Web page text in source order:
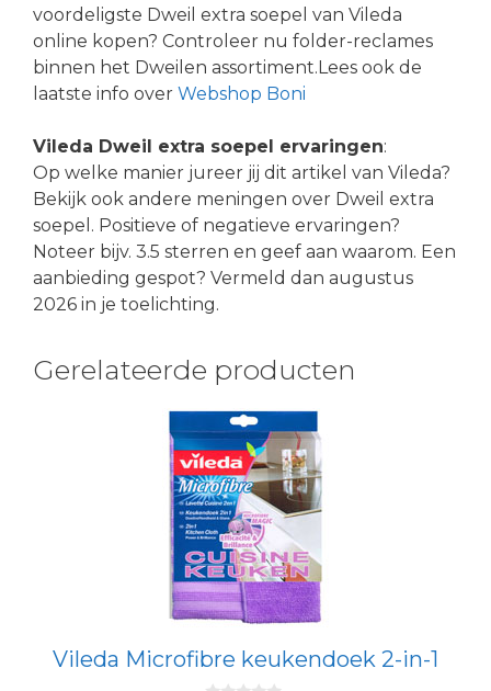
voordeligste Dweil extra soepel van Vileda
online kopen? Controleer nu folder-reclames
binnen het Dweilen assortiment.Lees ook de
laatste info over Webshop Boni
Vileda Dweil extra soepel ervaringen:
Op welke manier jureer jij dit artikel van Vileda?
Bekijk ook andere meningen over Dweil extra
soepel. Positieve of negatieve ervaringen?
Noteer bijv. 3.5 sterren en geef aan waarom. Een
aanbieding gespot? Vermeld dan augustus
2026 in je toelichting.
Gerelateerde producten
Vileda Microfibre keukendoek 2-in-1